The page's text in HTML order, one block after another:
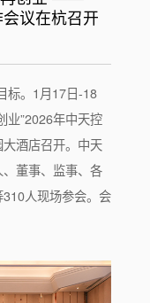
议在杭召开
标。1月17日-18
业”2026年中天控
酒店召开。中天
董事、监事、各
人现场参会。会